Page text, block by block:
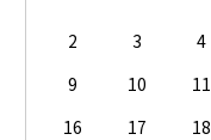
2
3 4
9
10 11
16
17 18